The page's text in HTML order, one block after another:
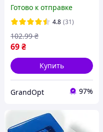
Готово к отправке
4.8 (31)
69 ₴
102.99 ₴
Купить
GrandOpt 97%